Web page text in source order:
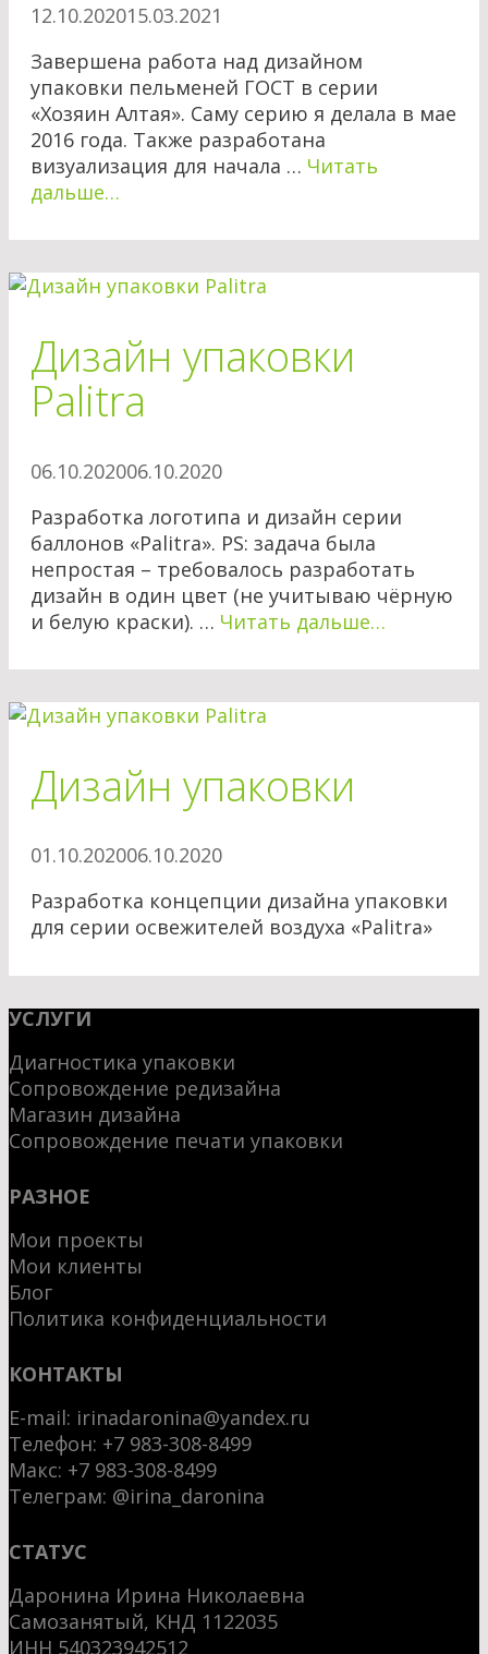
12.10.202015.03.2021
Завершена работа над дизайном
упаковки пельменей ГОСТ в серии
«Хозяин Алтая». Саму серию я делала в мае
2016 года. Также разработана
визуализация для начала … Читать
дальше…
Дизайн упаковки
Palitra
06.10.202006.10.2020
Разработка логотипа и дизайн серии
баллонов «Palitra». PS: задача была
непростая – требовалось разработать
дизайн в один цвет (не учитываю чёрную
и белую краски). … Читать дальше…
Дизайн упаковки
01.10.202006.10.2020
Разработка концепции дизайна упаковки
для серии освежителей воздуха «Palitra»
УСЛУГИ
Диагностика упаковки
Сопровождение редизайна
Магазин дизайна
Сопровождение печати упаковки
РАЗНОЕ
Мои проекты
Мои клиенты
Блог
Политика конфиденциальности
КОНТАКТЫ
E-mail: irinadaronina@yandex.ru
Телефон: +7 983-308-8499
Макс: +7 983-308-8499
Телеграм: @irina_daronina
СТАТУС
Даронина Ирина Николаевна
Самозанятый, КНД 1122035
ИНН 540323942512